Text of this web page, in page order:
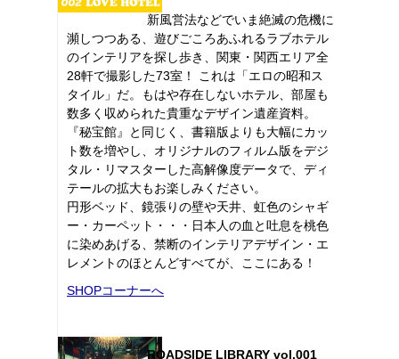
新風営法などでいま絶滅の危機に
瀕しつつある、遊びごころあふれるラブホテル
のインテリアを探し歩き、関東・関西エリア全
28軒で撮影した73室！ これは「エロの昭和ス
タイル」だ。もはや存在しないホテル、部屋も
数多く収められた貴重なデザイン遺産資料。
『秘宝館』と同じく、書籍版よりも大幅にカッ
ト数を増やし、オリジナルのフィルム版をデジ
タル・リマスターした高解像度データで、ディ
テールの拡大もお楽しみください。
円形ベッド、鏡張りの壁や天井、虹色のシャギ
ー・カーペット・・・日本人の血と吐息を桃色
に染めあげる、禁断のインテリアデザイン・エ
レメントのほとんどすべてが、ここにある！
SHOPコーナーへ
ROADSIDE LIBRARY vol.001